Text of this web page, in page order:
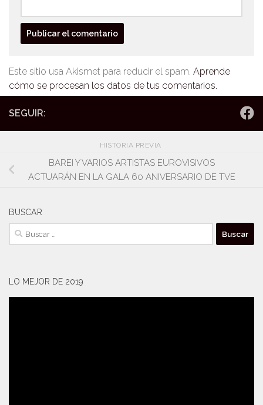
Este sitio usa Akismet para reducir el spam. Aprende
cómo se procesan los datos de tus comentarios.
SEGUIR:
HISTORIA PREVIA
BAREI Y VARIOS ARTISTAS EUROVISIVOS
ACTUARÁN EN LA GALA 60 ANIVERSARIO DE TVE
BUSCAR
Buscar:
LO MEJOR DE 2019